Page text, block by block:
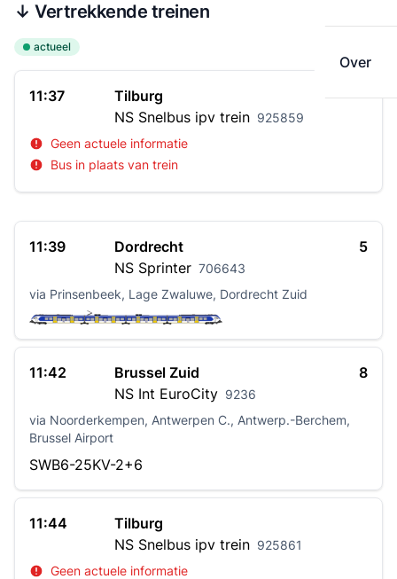
Over
↓ Vertrekkende treinen
actueel
11:37
Tilburg
NS Snelbus ipv trein 925859
Geen actuele informatie
Bus in plaats van trein
11:39
Dordrecht
NS Sprinter 706643
5
via Prinsenbeek, Lage Zwaluwe, Dordrecht Zuid
11:42
Brussel Zuid
NS Int EuroCity 9236
8
via Noorderkempen, Antwerpen C., Antwerp.-Berchem,
Brussel Airport
SWB6-25KV-2+6
11:44
Tilburg
NS Snelbus ipv trein 925861
Geen actuele informatie